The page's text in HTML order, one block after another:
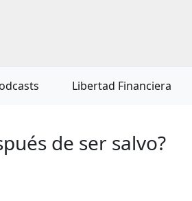
Libertad Financiera
de ser salvo?